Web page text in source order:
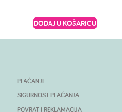
DODAJ U KOŠARICU
PLAĆANJE
SIGURNOST PLAĆANJA
POVRAT I REKLAMACIJA